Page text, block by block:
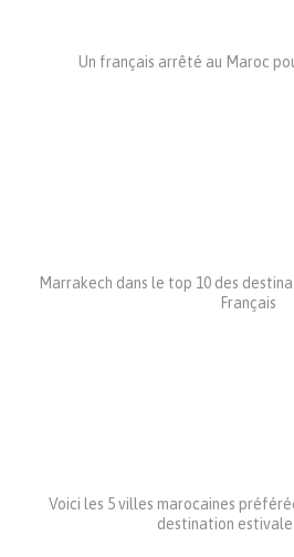
Un français arrêté au Maroc
Marrakech dans le top 10 des
Français
Voici les 5 villes marocaines
destination